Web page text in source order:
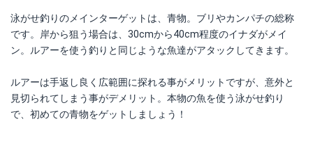
泳がせ釣りのメインターゲットは、青物。ブリやカンパチの総称
です。岸から狙う場合は、30cmから40cm程度のイナダがメイ
ン。ルアーを使う釣りと同じような魚達がアタックしてきます。
ルアーは手返し良く広範囲に探れる事がメリットですが、意外と
見切られてしまう事がデメリット。本物の魚を使う泳がせ釣り
で、初めての青物をゲットしましょう！